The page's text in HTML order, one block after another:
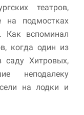
театров,
на подмостках
Как вспоминал
когда один из
саду Хитровых,
неподалеку
на лодки и